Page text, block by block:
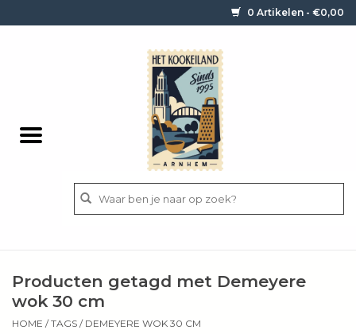
0 Artikelen - €0,00
Bestek
Producten getagd met Demeyere
wok 30 cm
HOME /TAGS / DEMEYERE WOK 30 CM